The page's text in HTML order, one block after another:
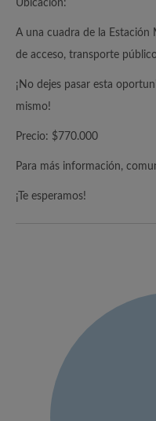
Ubicación:
A una cuadra de la
de acceso, transporte
¡No dejes pasar esta
mismo!
Precio: $770.000
Para más información,
¡Te esperamos!